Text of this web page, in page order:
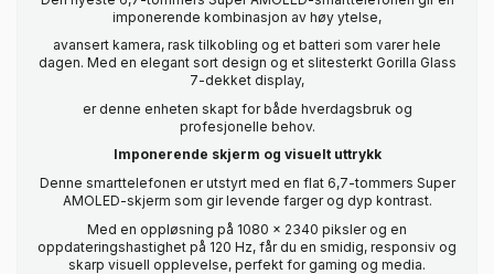
imponerende kombinasjon av høy ytelse,
avansert kamera, rask tilkobling og et batteri som varer hele
dagen. Med en elegant sort design og et slitesterkt Gorilla Glass
7-dekket display,
er denne enheten skapt for både hverdagsbruk og
profesjonelle behov.
Imponerende skjerm og visuelt uttrykk
Denne smarttelefonen er utstyrt med en flat 6,7-tommers Super
AMOLED-skjerm som gir levende farger og dyp kontrast.
Med en oppløsning på 1080 x 2340 piksler og en
oppdateringshastighet på 120 Hz, får du en smidig, responsiv og
skarp visuell opplevelse, perfekt for gaming og media.